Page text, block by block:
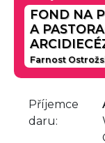
FOND NA
A
Farnost
Příjemce
daru: